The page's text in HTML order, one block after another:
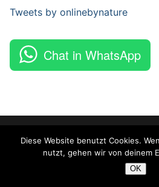
Tweets by onlinebynature
Chat in WhatsApp
Copyright © 2026 Online By
Diese Website benutzt Cookies.
nutzt, gehen wir von deinem
OK